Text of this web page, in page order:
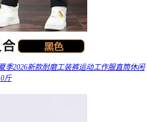
季2026新款耐磨工装裤运动工作服直筒休闲
斤